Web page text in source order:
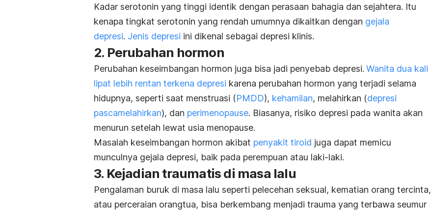
Kadar serotonin yang tinggi identik dengan perasaan bahagia dan sejahtera. Itu
kenapa tingkat serotonin yang rendah umumnya dikaitkan dengan gejala
depresi. Jenis depresi ini dikenal sebagai depresi klinis.
2. Perubahan hormon
Perubahan keseimbangan hormon juga bisa jadi penyebab depresi. Wanita dua kali
lipat lebih rentan terkena depresi karena perubahan hormon yang terjadi selama
hidupnya, seperti saat menstruasi (PMDD), kehamilan, melahirkan (depresi
pascamelahirkan), dan perimenopause. Biasanya, risiko depresi pada wanita akan
menurun setelah lewat usia menopause.
Masalah keseimbangan hormon akibat penyakit tiroid juga dapat memicu
munculnya gejala depresi, baik pada perempuan atau laki-laki.
3. Kejadian traumatis di masa lalu
Pengalaman buruk di masa lalu seperti pelecehan seksual, kematian orang tercinta,
atau perceraian orangtua, bisa berkembang menjadi trauma yang terbawa seumur